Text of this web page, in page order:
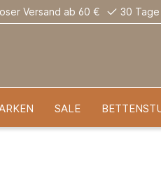
Versand ab 60 € 30
SALE